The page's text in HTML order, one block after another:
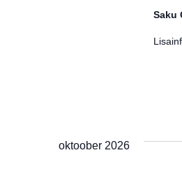
Saku
oktoober 2026